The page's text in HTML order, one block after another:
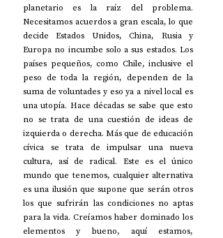
planetario es la raíz del problema.
Necesitamos acuerdos a gran escala, lo que
decide Estados Unidos, China, Rusia y
Europa no incumbe solo a sus estados. Los
países pequeños, como Chile, inclusive el
peso de toda la región, dependen de la
suma de voluntades y eso ya a nivel local es
una utopía. Hace décadas se sabe que esto
no se trata de una cuestión de ideas de
izquierda o derecha. Más que de educación
cívica se trata de impulsar una nueva
cultura, así de radical. Este es el único
mundo que tenemos, cualquier alternativa
es una ilusión que supone que serán otros
los que sufrirán las condiciones no aptas
para la vida. Creíamos haber dominado los
elementos y bueno, aquí estamos,